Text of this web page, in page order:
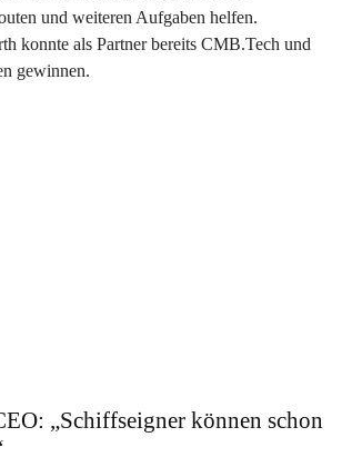
und weiteren Aufgaben helfen.
konnte als Partner bereits CMB.Tech und
gewinnen.
„Schiffseigner können schon